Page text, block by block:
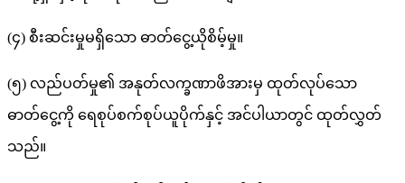
(၄) စီးဆင်းမှုမရှိသော ဓာတ်ငွေ့ယိုစိမ့်မှု။
(၅) လည်ပတ်မှု၏ အနုတ်လက္ခဏာဖိအားမှ ထုတ်လုပ်သော
ဓာတ်ငွေ့ကို ရေစုပ်စက်စုပ်ယူပိုက်နှင့် အင်ပါယာတွင် ထုတ်လွှတ်
သည်။